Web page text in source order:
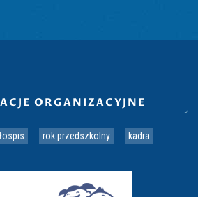
ORGANIZACYJNE
rok przedszkolny kadra